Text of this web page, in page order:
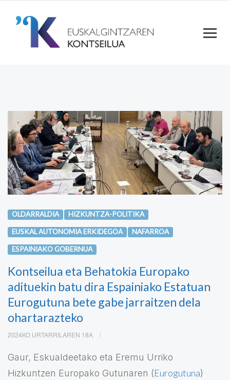
OLDARRALDIA HIZKUNTZA-POLITIKA
EUSKAL AUTONOMIA ERKIDEGOA NAFARROA
ESPAINIAKO GOBERNUA
Kontseilua eta Behatokia Europako
adituekin batu dira Espainiako Estatuan
Eurogutuna bete gabe jarraitzen dela
ohartarazteko
2024KO URTARRILAREN 18A
Gaur, Eskualdeetako eta Eremu Urriko
Hizkuntzen Europako Gutunaren (Eurogutuna)